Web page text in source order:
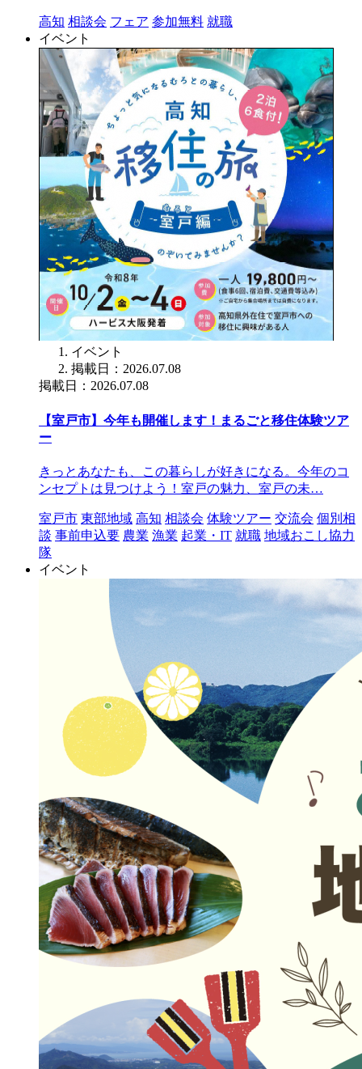
高知 相談会 フェア 参加無料 就職
イベント
イベント
掲載日：2026.07.08
掲載日：2026.07.08
【室戸市】今年も開催します！まるごと移住体験ツア
ー
きっとあなたも、この暮らしが好きになる。今年のコ
ンセプトは見つけよう！室戸の魅力、室戸の未…
室戸市 東部地域 高知 相談会 体験ツアー 交流会 個別相
談 事前申込要 農業 漁業 起業・IT 就職 地域おこし協力
隊
イベント